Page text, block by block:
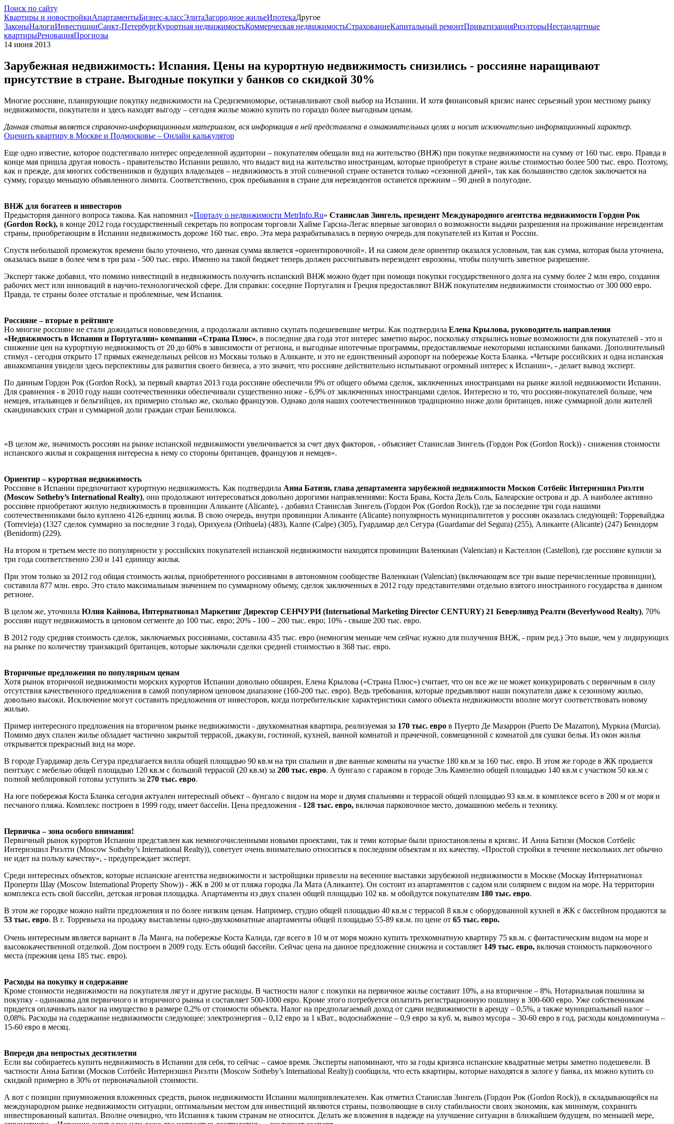
Поиск по сайту
Квартиры и новостройкиАпартаментыБизнес-классЭлитаЗагородное жильеИпотекаДругое
ЗаконыНалогиИнвестицииСанкт-ПетербургКурортная недвижимостьКоммерческая недвижимостьСтрахованиеКапитальный ремонтПриватизацияРиэлторыНестандартные
квартирыРеновацияПрогнозы
14 июня 2013
Зарубежная недвижимость: Испания. Цены на курортную недвижимость снизились - россияне наращивают
присутствие в стране. Выгодные покупки у банков со скидкой 30%
Многие россияне, планирующие покупку недвижимости на Средиземноморье, останавливают свой выбор на Испании. И хотя финансовый кризис нанес серьезный урон местному рынку
недвижимости, покупатели и здесь находят выгоду – сегодня жилье можно купить по гораздо более выгодным ценам.
Данная статья является справочно-информационным материалом, вся информация в ней представлена в ознакомительных целях и носит исключительно информационный характер.
Оценить квартиру в Москве и Подмосковье – Онлайн калькулятор
Еще одно известие, которое подстегивало интерес определенной аудитории – покупателям обещали вид на жительство (ВНЖ) при покупке недвижимости на сумму от 160 тыс. евро. Правда в
конце мая пришла другая новость - правительство Испании решило, что выдаст вид на жительство иностранцам, которые приобретут в стране жилье стоимостью более 500 тыс. евро. Поэтому,
как и прежде, для многих собственников и будущих владельцев – недвижимость в этой солнечной стране останется только «сезонной дачей», так как большинство сделок заключается на
сумму, гораздо меньшую объявленного лимита. Соответственно, срок пребывания в стране для нерезидентов останется прежним – 90 дней в полугодие.
ВНЖ для богатеев и инвесторов
Предыстория данного вопроса такова. Как напомнил «Порталу о недвижимости MetrInfo.Ru» Станислав Зингель, президент Международного агентства недвижимости Гордон Рок
(Gordon Rock), в конце 2012 года государственный секретарь по вопросам торговли Хайме Гарсиа-Легас впервые заговорил о возможности выдачи разрешения на проживание нерезидентам
страны, приобретающим в Испании недвижимость дороже 160 тыс. евро. Эта мера разрабатывалась в первую очередь для покупателей из Китая и России.
Спустя небольшой промежуток времени было уточнено, что данная сумма является «ориентировочной». И на самом деле ориентир оказался условным, так как сумма, которая была уточнена,
оказалась выше в более чем в три раза - 500 тыс. евро. Именно на такой бюджет теперь должен рассчитывать нерезидент еврозоны, чтобы получить заветное разрешение.
Эксперт также добавил, что помимо инвестиций в недвижимость получить испанский ВНЖ можно будет при помощи покупки государственного долга на сумму более 2 млн евро, создания
рабочих мест или инноваций в научно-технологической сфере. Для справки: соседние Португалия и Греция предоставляют ВНЖ покупателям недвижимости стоимостью от 300 000 евро.
Правда, те страны более отсталые и проблемные, чем Испания.
Россияне – вторые в рейтинге
Но многие россияне не стали дожидаться нововведения, а продолжали активно скупать подешевевшие метры. Как подтвердила Елена Крылова, руководитель направления
«Недвижимость в Испании и Португалии» компании «Страна Плюс», в последние два года этот интерес заметно вырос, поскольку открылись новые возможности для покупателей - это и
снижение цен на курортную недвижимость от 20 до 60% в зависимости от региона, и выгодные ипотечные программы, предоставляемые некоторыми испанскими банками. Дополнительный
стимул - сегодня открыто 17 прямых еженедельных рейсов из Москвы только в Аликанте, и это не единственный аэропорт на побережье Коста Бланка. «Четыре российских и одна испанская
авиакомпания увидели здесь перспективы для развития своего бизнеса, а это значит, что россияне действительно испытывают огромный интерес к Испании», - делает вывод эксперт.
По данным Гордон Рок (Gordon Rock), за первый квартал 2013 года россияне обеспечили 9% от общего объема сделок, заключенных иностранцами на рынке жилой недвижимости Испании.
Для сравнения - в 2010 году наши соотечественники обеспечивали существенно ниже - 6,9% от заключенных иностранцами сделок. Интересно и то, что россиян-покупателей больше, чем
немцев, итальянцев и бельгийцев, их примерно столько же, сколько французов. Однако доля наших соотечественников традиционно ниже доли британцев, ниже суммарной доли жителей
скандинавских стран и суммарной доли граждан стран Бенилюкса.
«В целом же, значимость россиян на рынке испанской недвижимости увеличивается за счет двух факторов, - объясняет Станислав Зингель (Гордон Рок (Gordon Rock)) - снижения стоимости
испанского жилья и сокращения интересна к нему со стороны британцев, французов и немцев».
Ориентир – курортная недвижимость
Россияне в Испании предпочитают курортную недвижимость. Как подтвердила Анна Батизи, глава департамента зарубежной недвижимости Москов Сотбейс Интернэшнл Риэлти
(Moscow Sotheby’s International Realty), они продолжают интересоваться довольно дорогими направлениями: Коста Брава, Коста Дель Соль, Балеарские острова и др. А наиболее активно
россияне приобретают жилую недвижимость в провинции Аликанте (Alicante), - добавил Станислав Зингель (Гордон Рок (Gordon Rock)), где за последние три года нашими
соотечественниками было куплено 4126 единиц жилья. В свою очередь, внутри провинции Аликанте (Alicante) популярность муниципалитетов у россиян оказалась следующей: Торревайджа
(Torrevieja) (1327 сделок суммарно за последние 3 года), Орихуела (Orihuela) (483), Калпе (Calpe) (305), Гуардамар дел Сегура (Guardamar del Segura) (255), Аликанте (Alicante) (247) Бенидорм
(Benidorm) (229).
На втором и третьем месте по популярности у российских покупателей испанской недвижимости находятся провинции Валенкиан (Valencian) и Кастеллон (Castellon), где россияне купили за
три года соответственно 230 и 141 единицу жилья.
При этом только за 2012 год общая стоимость жилья, приобретенного россиянами в автономном сообществе Валенкиан (Valencian) (включающем все три выше перечисленные провинции),
составила 877 млн. евро. Это стало максимальным значением по суммарному объему, сделок заключенных в 2012 году представителями отдельно взятого иностранного государства в данном
регионе.
В целом же, уточнила Юлия Кайнова, Интернатионал Маркетинг Директор СЕНЧУРИ (International Marketing Director CENTURY) 21 Беверливуд Реалти (Beverlywood Realty), 70%
россиян ищут недвижимость в ценовом сегменте до 100 тыс. евро; 20% - 100 – 200 тыс. евро; 10% - свыше 200 тыс. евро.
В 2012 году средняя стоимость сделок, заключаемых россиянами, составила 435 тыс. евро (немногим меньше чем сейчас нужно для получения ВНЖ, - прим ред.) Это выше, чем у лидирующих
на рынке по количеству транзакций британцев, которые заключали сделки средней стоимостью в 368 тыс. евро.
Вторичные предложения по популярным ценам
Хотя рынок вторичной недвижимости морских курортов Испании довольно обширен, Елена Крылова («Страна Плюс») считает, что он все же не может конкурировать с первичным в силу
отсутствия качественного предложения в самой популярном ценовом диапазоне (160-200 тыс. евро). Ведь требования, которые предъявляют наши покупатели даже к сезонному жилью,
довольно высоки. Исключение могут составить предложения от инвесторов, когда потребительские характеристики самого объекта недвижимости вполне могут соответствовать новому
жилью.
Пример интересного предложения на вторичном рынке недвижимости - двухкомнатная квартира, реализуемая за 170 тыс. евро в Пуерто Де Мазаррон (Puerto De Mazarron), Муркиа (Murcia).
Помимо двух спален жилье обладает частично закрытой террасой, джакузи, гостиной, кухней, ванной комнатой и прачечной, совмещенной с комнатой для сушки белья. Из окон жилья
открывается прекрасный вид на море.
В городе Гуардамар дель Сегура предлагается вилла общей площадью 90 кв.м на три спальни и две ванные комнаты на участке 180 кв.м за 160 тыс. евро. В этом же городе в ЖК продается
пентхаус с мебелью общей площадью 120 кв.м с большой террасой (20 кв.м) за 200 тыс. евро. А бунгало с гаражом в городе Эль Кампелио общей площадью 140 кв.м с участком 50 кв.м с
полной меблировкой готовы уступить за 270 тыс. евро.
На юге побережья Коста Бланка сегодня актуален интересный объект – бунгало с видом на море и двумя спальнями и террасой общей площадью 93 кв.м. в комплексе всего в 200 м от моря и
песчаного пляжа. Комплекс построен в 1999 году, имеет бассейн. Цена предложения - 128 тыс. евро, включая парковочное место, домашнюю мебель и технику.
Первичка – зона особого внимания!
Первичный рынок курортов Испании представлен как немногочисленными новыми проектами, так и теми которые были приостановлены в кризис. И Анна Батизи (Москов Сотбейс
Интернэшнл Риэлти (Moscow Sotheby’s International Realty)), советует очень внимательно относиться к последним объектам и их качеству. «Простой стройки в течение нескольких лет обычно
не идет на пользу качеству», - предупреждает эксперт.
Среди интересных объектов, которые испанские агентства недвижимости и застройщики привезли на весенние выставки зарубежной недвижимости в Москве (Москау Интернатионал
Проперти Шау (Moscow International Property Show)) - ЖК в 200 м от пляжа городка Ла Мата (Аликанте). Он состоит из апартаментов с садом или солярием с видом на море. На территории
комплекса есть свой бассейн, детская игровая площадка. Апартаменты из двух спален общей площадью 102 кв. м обойдутся покупателям 180 тыс. евро.
В этом же городке можно найти предложения и по более низким ценам. Например, студио общей площадью 40 кв.м с террасой 8 кв.м с оборудованной кухней в ЖК с бассейном продаются за
53 тыс. евро. В г. Торревьеха на продажу выставлены одно-двухкомнатные апартаменты общей площадью 55-89 кв.м. по цене от 65 тыс. евро.
Очень интересным является вариант в Ла Манга, на побережье Коста Калида, где всего в 10 м от моря можно купить трехкомнатную квартиру 75 кв.м. с фантастическим видом на море и
высококачественной отделкой. Дом построен в 2009 году. Есть общий бассейн. Сейчас цена на данное предложение снижена и составляет 149 тыс. евро, включая стоимость парковочного
места (прежняя цена 185 тыс. евро).
Расходы на покупку и содержание
Кроме стоимости недвижимости на покупателя лягут и другие расходы. В частности налог с покупки на первичное жилье составит 10%, а на вторичное – 8%. Нотариальная пошлина за
покупку - одинакова для первичного и вторичного рынка и составляет 500-1000 евро. Кроме этого потребуется оплатить регистрационную пошлину в 300-600 евро. Уже собственникам
придется оплачивать налог на имущество в размере 0,2% от стоимости объекта. Налог на предполагаемый доход от сдачи недвижимости в аренду – 0,5%, а также муниципальный налог –
0,08%. Расходы на содержание недвижимости следующее: электроэнергия – 0,12 евро за 1 кВат., водоснабжение – 0,9 евро за куб. м, вывоз мусора – 30-60 евро в год, расходы кондоминиума –
15-60 евро в месяц.
Впереди два непростых десятилетия
Если вы собираетесь купить недвижимость в Испании для себя, то сейчас – самое время. Эксперты напоминают, что за годы кризиса испанские квадратные метры заметно подешевели. В
частности Анна Батизи (Москов Сотбейс Интернэшнл Риэлти (Moscow Sotheby’s International Realty)) сообщила, что есть квартиры, которые находятся в залоге у банка, их можно купить со
скидкой примерно в 30% от первоначальной стоимости.
А вот с позиции приумножения вложенных средств, рынок недвижимости Испании малопривлекателен. Как отметил Станислав Зингель (Гордон Рок (Gordon Rock)), в складывающейся на
международном рынке недвижимости ситуации, оптимальным местом для инвестиций являются страны, позволяющие в силу стабильности своих экономик, как минимум, сохранить
инвестированный капитал. Вполне очевидно, что Испания к таким странам не относится. Делать же вложения в надежде на улучшение ситуации в ближайшем будущем, по меньшей мере,